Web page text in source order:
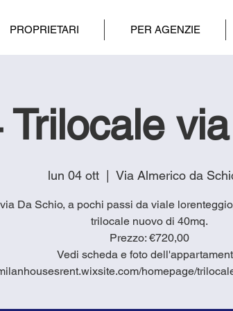
PROPRIETARI PER AGENZIE
Trilocale
lun 04 ott
  |
Via Almerico da
Da Schio, a pochi passi da viale
trilocale nuovo di 40mq.
Prezzo: €720,00
Vedi scheda e foto
homepage/